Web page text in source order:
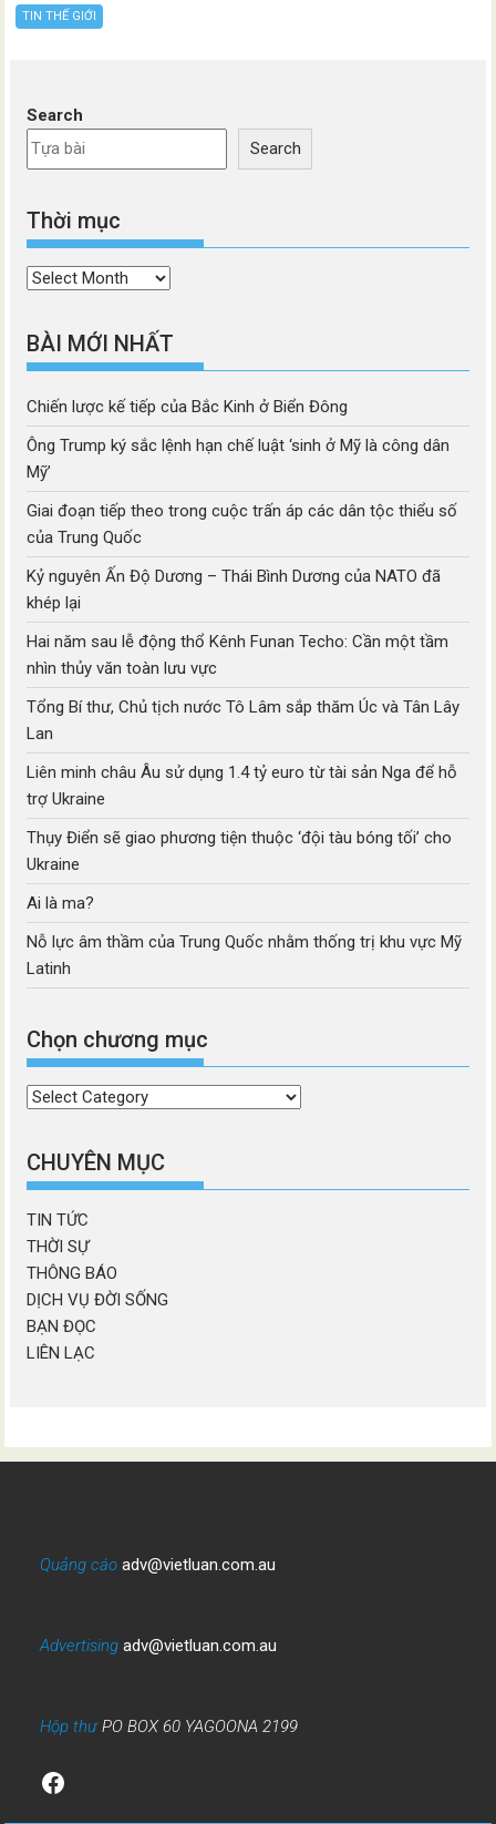
TIN THẾ GIỚI
Search
Search
Thời mục
Thời
BÀI MỚI NHẤT
Chiến lược kế tiếp của Bắc Kinh ở Biển Đông
Ông Trump ký sắc lệnh hạn chế luật ‘sinh ở Mỹ là công dân
Mỹ’
Giai đoạn tiếp theo trong cuộc trấn áp các dân tộc thiểu số
của Trung Quốc
Kỷ nguyên Ấn Độ Dương – Thái Bình Dương của NATO đã
khép lại
Hai năm sau lễ động thổ Kênh Funan Techo: Cần một tầm
nhìn thủy văn toàn lưu vực
Tổng Bí thư, Chủ tịch nước Tô Lâm sắp thăm Úc và Tân Lây
Lan
Liên minh châu Âu sử dụng 1.4 tỷ euro từ tài sản Nga để hỗ
trợ Ukraine
Thụy Điển sẽ giao phương tiện thuộc ‘đội tàu bóng tối’ cho
Ukraine
Ai là ma?
Nỗ lực âm thầm của Trung Quốc nhằm thống trị khu vực Mỹ
Latinh
Chọn chương mục
Chọn
mục
CHUYÊN MỤC
TIN TỨC
THỜI SỰ
THÔNG BÁO
DỊCH VỤ ĐỜI SỐNG
BẠN ĐỌC
LIÊN LẠC
Quảng cáo adv@vietluan.com.au
Advertising adv@vietluan.com.au
Hộp thưPO BOX 60 YAGOONA 2199
Facebook